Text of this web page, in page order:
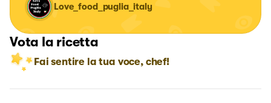
Love_food_puglia_italy
Vota la ricetta
Fai sentire la tua voce, chef!